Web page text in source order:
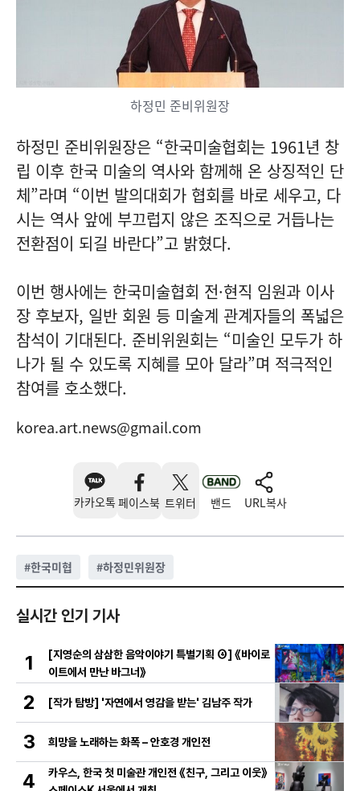
하정민 준비위원장
하정민 준비위원장은 “한국미술협회는 1961년 창
립 이후 한국 미술의 역사와 함께해 온 상징적인 단
체”라며 “이번 발의대회가 협회를 바로 세우고, 다
시는 역사 앞에 부끄럽지 않은 조직으로 거듭나는
전환점이 되길 바란다”고 밝혔다.
이번 행사에는 한국미술협회 전·현직 임원과 이사
장 후보자, 일반 회원 등 미술계 관계자들의 폭넓은
참석이 기대된다. 준비위원회는 “미술인 모두가 하
나가 될 수 있도록 지혜를 모아 달라”며 적극적인
참여를 호소했다.
korea.art.news@gmail.com
카카오톡 페이스북 트위터 밴드 URL복사
#한국미협 #하정민위원장
실시간 인기 기사
1
[지영순의 삼삼한 음악이야기 특별기획 ④] 《바이로
이트에서 만난 바그너》
2 [작가 탐방] '자연에서 영감을 받는' 김남주 작가
3 희망을 노래하는 화폭 – 안호경 개인전
4
카우스, 한국 첫 미술관 개인전 《친구, 그리고 이웃》